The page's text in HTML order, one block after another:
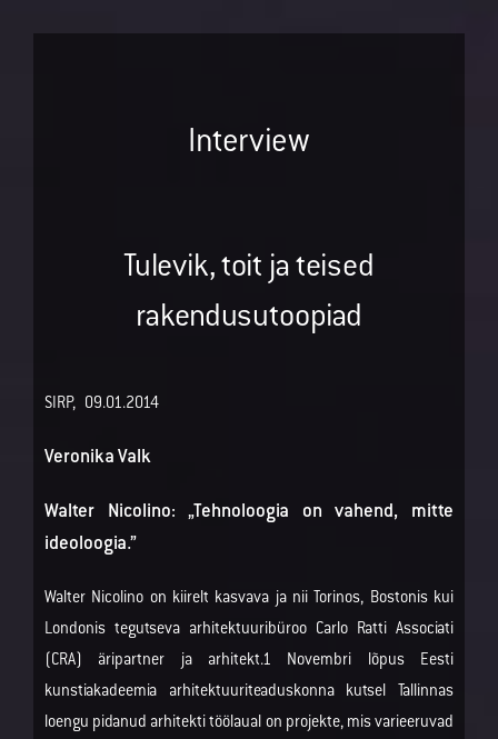
Interview
Tulevik, toit ja teised
rakendusutoopiad
SIRP, 09.01.2014
Veronika Valk
Walter Nicolino: „Tehnoloogia on vahend, mitte
ideoloogia.”
Walter Nicolino on kiirelt kasvava ja nii Torinos, Bostonis kui
Londonis tegutseva arhitektuuribüroo Carlo Ratti Associati
(CRA) äripartner ja arhitekt.1 Novembri lõpus Eesti
kunstiakadeemia arhitektuuriteaduskonna kutsel Tallinnas
loengu pidanud arhitekti töölaual on projekte, mis varieeruvad